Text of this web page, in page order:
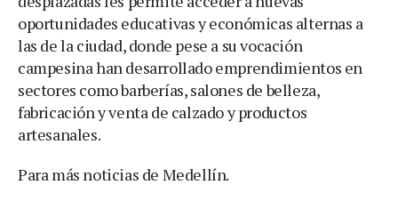
oportunidades educativas y económicas alternas a
las de la ciudad, donde pese a su vocación
campesina han desarrollado emprendimientos en
sectores como barberías, salones de belleza,
fabricación y venta de calzado y productos
artesanales.
Para más noticias de Medellín.